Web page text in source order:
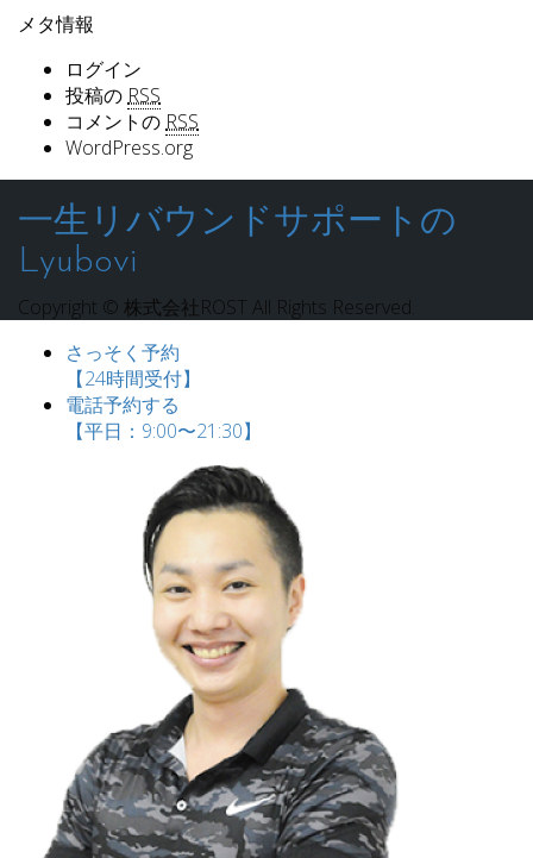
メタ情報
ログイン
投稿の RSS
コメントの RSS
WordPress.org
一生リバウンドサポートの
Lyubovi
Copyright © 株式会社ROST All Rights Reserved.
さっそく予約
【24時間受付】
電話予約する
【平日：9:00〜21:30】